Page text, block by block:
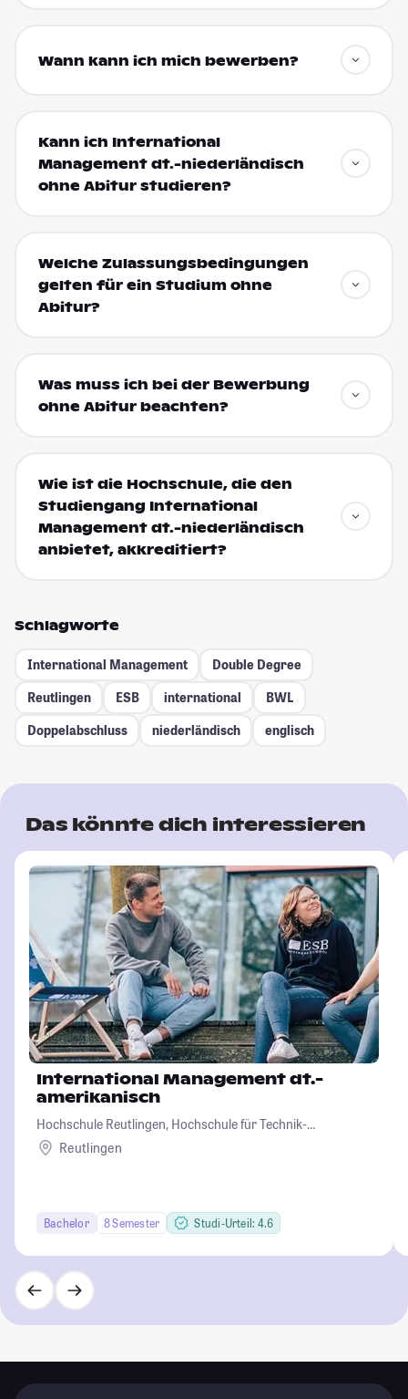
Wann kann ich mich bewerben?
Kann ich International
Management dt.-niederländisch
ohne Abitur studieren?
Welche Zulassungsbedingungen
gelten für ein Studium ohne
Abitur?
Was muss ich bei der Bewerbung
ohne Abitur beachten?
Wie ist die Hochschule, die den
Studiengang International
Management dt.-niederländisch
anbietet, akkreditiert?
Schlagworte
International Management
Double Degree
Reutlingen
ESB international
BWL
Doppelabschluss
niederländisch englisch
Das könnte dich interessieren
International Management dt.-
amerikanisch
Hochschule Reutlingen, Hochschule für Technik-
Wirtschaft-Informatik-Design
Reutlingen
Bachelor 8 Semester Studi-Urteil: 4.6